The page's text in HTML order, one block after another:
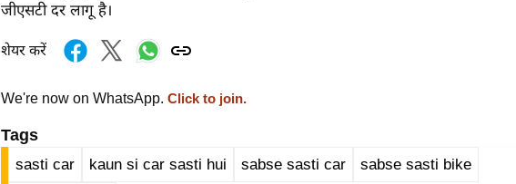
जीएसटी दर लागू है।
शेयर करें
We're now on WhatsApp. Click to join.
Tags
sasti car kaun si car sasti hui sabse sasti car sabse sasti bike